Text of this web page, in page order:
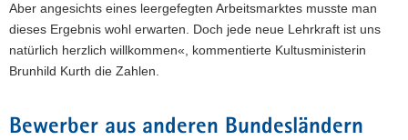
Aber angesichts eines leergefegten Arbeitsmarktes musste man
dieses Ergebnis wohl erwarten. Doch jede neue Lehrkraft ist uns
natürlich herzlich willkommen«, kommentierte Kultusministerin
Brunhild Kurth die Zahlen.
Bewerber aus anderen Bundesländern